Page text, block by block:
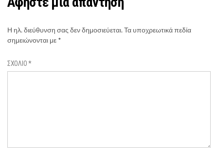
Η ηλ. διεύθυνση σας δεν δημοσιεύεται.Τα υποχρεωτικά πεδία
σημειώνονται με *
ΣΧΌΛΙΟ*